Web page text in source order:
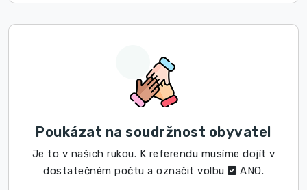
Poukázat na soudržnost obyvatel
Je to v našich rukou. K referendu musíme dojít v
dostatečném počtu a označit volbu
ANO.